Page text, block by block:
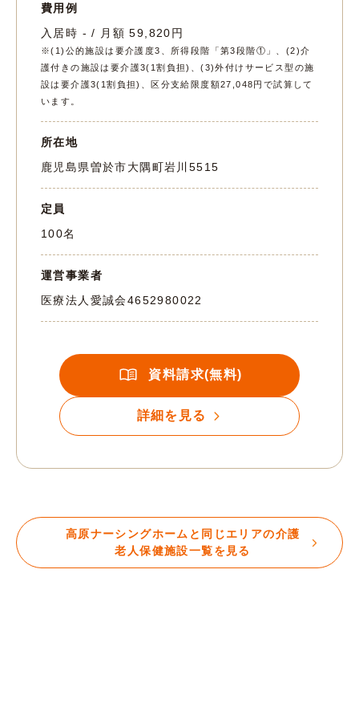
費用例
入居時 - / 月額 59,820円
※(1)公的施設は要介護度3、所得段階「第3段階①」、(2)介
護付きの施設は要介護3(1割負担)、(3)外付けサービス型の施
設は要介護3(1割負担)、区分支給限度額27,048円で試算して
います。
所在地
鹿児島県曽於市大隅町岩川5515
定員
100名
運営事業者
医療法人愛誠会4652980022
資料請求(無料)
詳細を見る
高原ナーシングホームと同じエリアの介護
老人保健施設一覧を見る